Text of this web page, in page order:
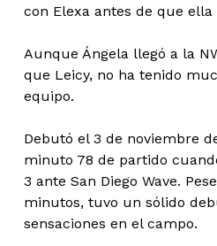
con Elexa antes de que
Aunque Ángela llegó a la
que Leicy, no ha tenido
equipo.
Debutó el 3 de noviembre
minuto 78 de partido
3 ante San Diego Wave.
minutos, tuvo un sólido
sensaciones en el campo.